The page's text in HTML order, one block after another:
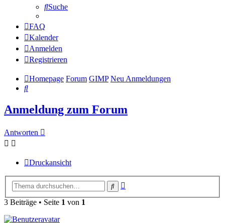
Suche
FAQ
Kalender
Anmelden
Registrieren
Homepage Forum GIMP Neu Anmeldungen
Suche
Anmeldung zum Forum
Antworten
Druckansicht
Suche
3 Beiträge • Seite 1 von 1